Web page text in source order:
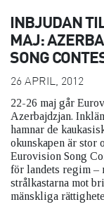
INBJUDAN
MAJ:
SONG
26 APRIL, 2012
22-26 maj går
Azerbajdzjan.
hamnar de
okunskapen är stor
Eurovision Song
för landets regim –
strålkastarna mot
mänskliga